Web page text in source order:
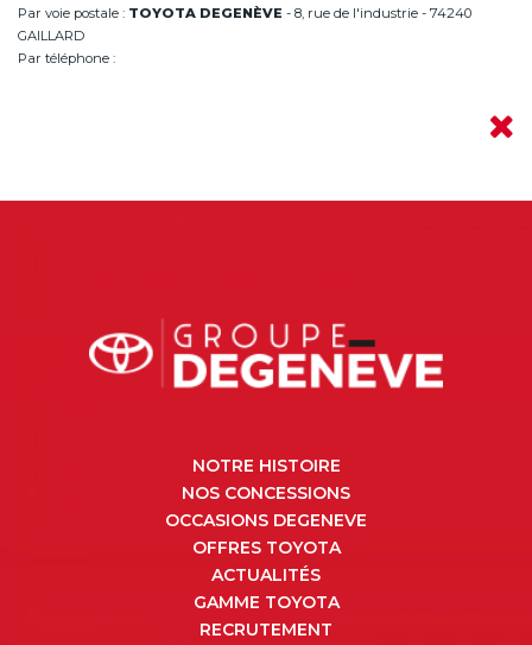
Par voie postale : TOYOTA DEGENÈVE - 8, rue de l'industrie - 74240
GAILLARD
Par téléphone :
NOTRE HISTOIRE
NOS CONCESSIONS
OCCASIONS DEGENEVE
OFFRES TOYOTA
ACTUALITÉS
GAMME TOYOTA
RECRUTEMENT